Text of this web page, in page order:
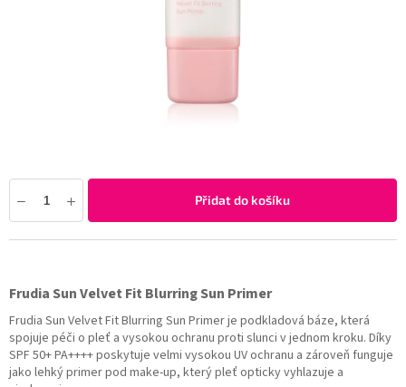
Přidat do košíku
Frudia Sun Velvet Fit Blurring Sun Primer
Frudia Sun Velvet Fit Blurring Sun Primer je podkladová báze, která
spojuje péči o pleť a vysokou ochranu proti slunci v jednom kroku. Díky
SPF 50+ PA++++ poskytuje velmi vysokou UV ochranu a zároveň funguje
jako lehký primer pod make-up, který pleť opticky vyhlazuje a